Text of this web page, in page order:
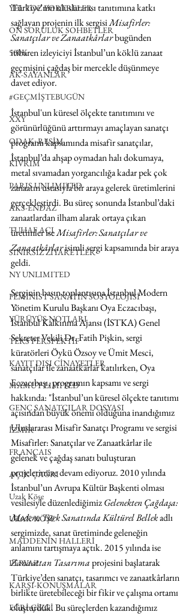
YEL TOZ PORTRELER
ON SORULUK SOHBETLER
500K
AK-SAYANLAR
#GEÇMİŞTEBUGÜN
XXY
ODAK: RESİM
KIVRIM
PARIS UNLIMITED
AKS-ENDAZ
TUHAF AÇI
SINIRSIZ ZİYARETLER
NY UNLIMITED
FEMİNİST SANATIN SOSYOLOJİSİ
YÜRÜYÜŞ NOTLARI
TERS PERSPEKTİF
KAYIT DIŞI CİNAYETLER
MAMUT LIMITED
GENÇ SANATÇILAR DOSYASI
İZMİR
FRANÇAIS
AÇIK ÇAĞRI
Uzak Köşe
UZAK KÖŞE
MADDENİN HALLERİ
PERVAZ
KARŞI-KONUŞMALAR
EĞRİ ÇİZGİ
Türkiye’nin uluslararası tanıtımına katkı
sağlayan projenin ilk sergisi Misafirler:
Sanatçılar ve Zanaatkârlar bugünden
itibaren izleyiciyi İstanbul’un köklü zanaat
geçmişini çağdaş bir mercekle düşünmeye
davet ediyor.
İstanbul'un küresel ölçekte tanıtımını ve
görünürlüğünü arttırmayı amaçlayan sanatçı
programı kapsamında misafir sanatçılar,
İstanbul’da ahşap oymadan halı dokumaya,
metal sıvamadan yorgancılığa kadar pek çok
zanaatın ustasıyla bir araya gelerek üretimlerini
gerçekleştirdi. Bu süreç sonunda İstanbul’daki
zanaatlardan ilham alarak ortaya çıkan
üretimler ise Misafirler: Sanatçılar ve
Zanaatkârlar isimli sergi kapsamında bir araya
geldi.
Serginin basın toplantısına İstanbul Modern
Yönetim Kurulu Başkanı Oya Eczacıbaşı,
İstanbul Kalkınma Ajansı (İSTKA) Genel
Sekreter Vekili Dr. Fatih Pişkin, sergi
küratörleri Öykü Özsoy ve Ümit Mesci,
sanatçılar ile zanaatkârlar katılırken, Oya
Eczacıbaşı, programın kapsamı ve sergi
hakkında: "İstanbul’un küresel ölçekte tanıtımı
açısından büyük önemi olduğuna inandığımız
Uluslararası Misafir Sanatçı Programı ve sergisi
Misafirler: Sanatçılar ve Zanaatkârlar ile
gelenek ve çağdaş sanatı buluşturan
projelerimize devam ediyoruz. 2010 yılında
İstanbul’un Avrupa Kültür Başkenti olması
vesilesiyle düzenlediğimiz Gelenekten Çağdaşa:
Modern Türk Sanatında Kültürel Bellek adlı
sergimizde, sanat üretiminde geleneğin
anlamını tartışmaya açtık. 2015 yılında ise
Zanaattan Tasarıma projesini başlatarak
Türkiye’den sanatçı, tasarımcı ve zanaatkârların
birlikte üretebileceği bir fikir ve çalışma ortamı
oluşturduk. Bu süreçlerden kazandığımız